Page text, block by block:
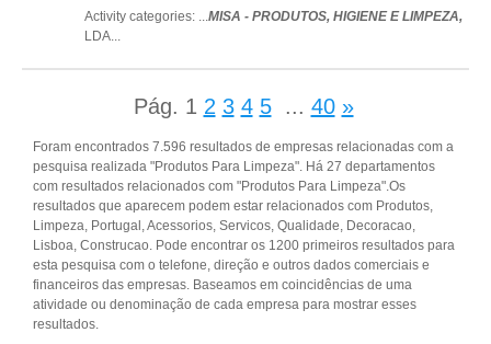
Activity categories: ...MISA - PRODUTOS, HIGIENE E LIMPEZA,
LDA...
Pág. 1 2 3 4 5 ... 40 »
Foram encontrados 7.596 resultados de empresas relacionadas com a
pesquisa realizada "Produtos Para Limpeza". Há 27 departamentos
com resultados relacionados com "Produtos Para Limpeza".Os
resultados que aparecem podem estar relacionados com Produtos,
Limpeza, Portugal, Acessorios, Servicos, Qualidade, Decoracao,
Lisboa, Construcao. Pode encontrar os 1200 primeiros resultados para
esta pesquisa com o telefone, direção e outros dados comerciais e
financeiros das empresas. Baseamos em coincidências de uma
atividade ou denominação de cada empresa para mostrar esses
resultados.